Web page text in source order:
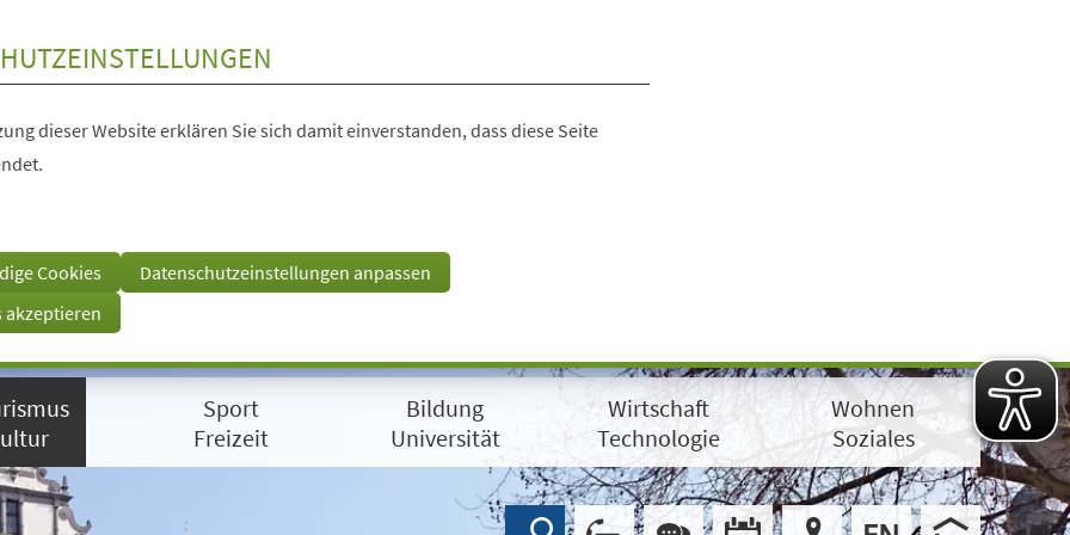
dieser Website erklären Sie sich damit einverstanden, dass diese Seite
Cookies
Datenschutzeinstellungen anpassen
akzeptieren
Sport
Freizeit
Bildung
Universität
Wirtschaft
Technologie
Wohnen
Soziales